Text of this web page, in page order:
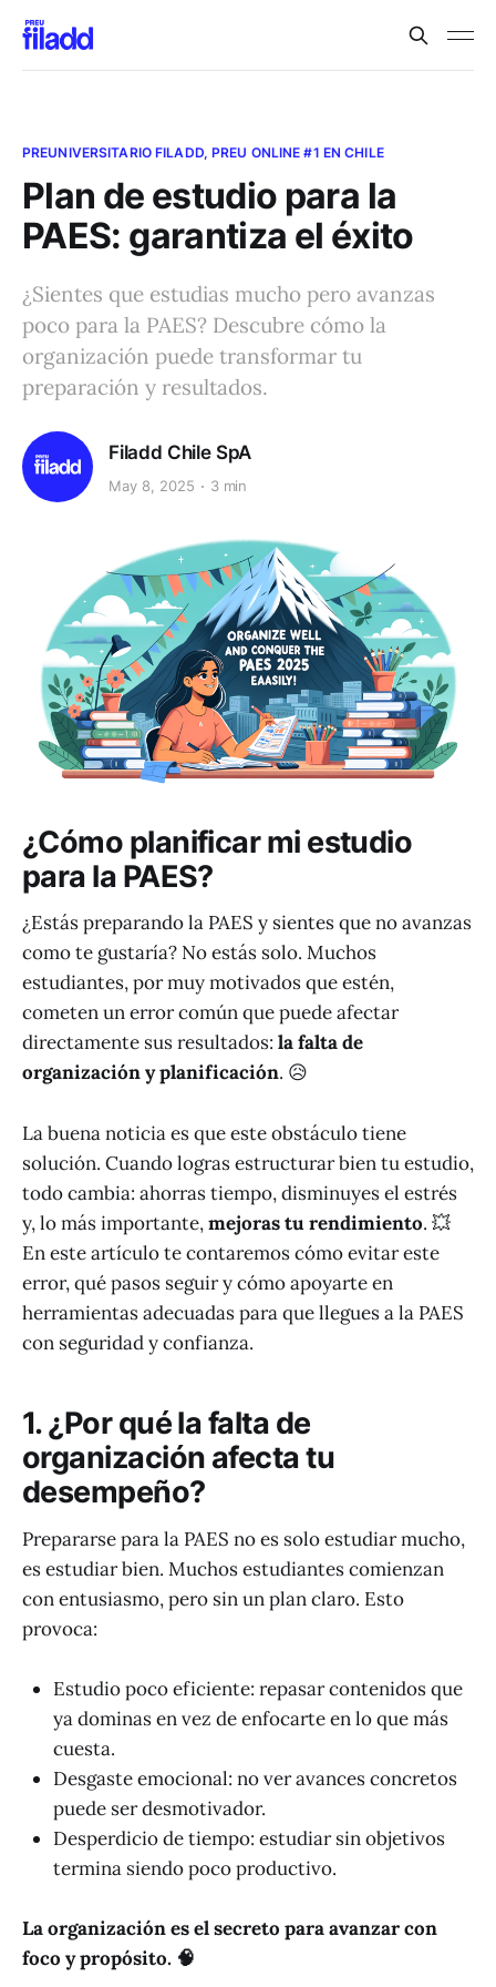
PREUNIVERSITARIO FILADD, PREU ONLINE #1 EN CHILE
Plan de estudio para la
PAES: garantiza el éxito
¿Sientes que estudias mucho pero avanzas
poco para la PAES? Descubre cómo la
organización puede transformar tu
preparación y resultados.
Filadd Chile SpA
May 8, 2025 3 min
¿Cómo planificar mi estudio
para la PAES?
¿Estás preparando la PAES y sientes que no avanzas
como te gustaría? No estás solo. Muchos
estudiantes, por muy motivados que estén,
cometen un error común que puede afectar
directamente sus resultados: la falta de
organización y planificación. 😥
La buena noticia es que este obstáculo tiene
solución. Cuando logras estructurar bien tu estudio,
todo cambia: ahorras tiempo, disminuyes el estrés
y, lo más importante,mejoras tu rendimiento. 💥
En este artículo te contaremos cómo evitar este
error, qué pasos seguir y cómo apoyarte en
herramientas adecuadas para que llegues a la PAES
con seguridad y confianza.
1. ¿Por qué la falta de
organización afecta tu
desempeño?
Prepararse para la PAES no es solo estudiar mucho,
es estudiar bien. Muchos estudiantes comienzan
con entusiasmo, pero sin un plan claro. Esto
provoca:
Estudio poco eficiente: repasar contenidos que
ya dominas en vez de enfocarte en lo que más
cuesta.
Desgaste emocional: no ver avances concretos
puede ser desmotivador.
Desperdicio de tiempo: estudiar sin objetivos
termina siendo poco productivo.
La organización es el secreto para avanzar con
foco y propósito. 🧠